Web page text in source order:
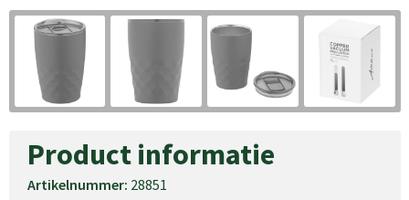
Product informatie
Artikelnummer: 28851